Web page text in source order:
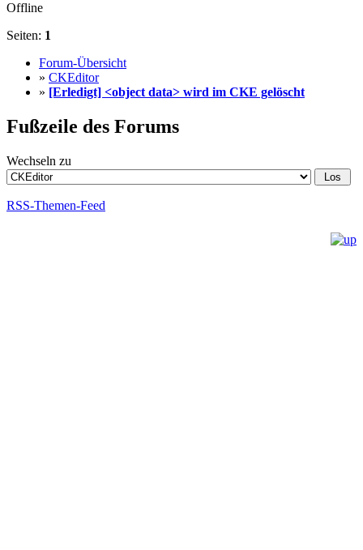
Offline
Seiten: 1
Forum-Übersicht
» CKEditor
» [Erledigt] <object data> wird im CKE gelöscht
Fußzeile des Forums
Wechseln zu
RSS-Themen-Feed